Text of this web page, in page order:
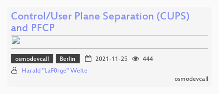
Control/User Plane Separation (CUPS)
and PFCP
osmodevcall Berlin 2021-11-25
444
Harald "LaF0rge" Welte
osmodevcall